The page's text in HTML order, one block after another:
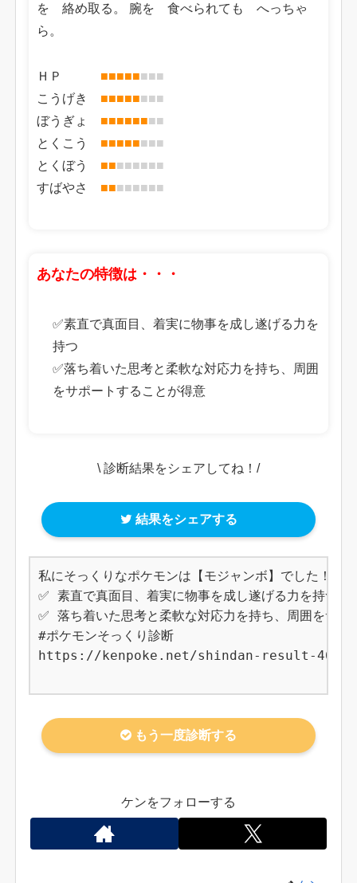
を 絡め取る。 腕を 食べられても へっちゃ
ら。
ＨＰ ■■■■■■■■
こうげき ■■■■■■■■
ぼうぎょ ■■■■■■■■
とくこう ■■■■■■■■
とくぼう ■■■■■■■■
すばやさ ■■■■■■■■
あなたの特徴は・・・
✅素直で真面目、着実に物事を成し遂げる力を
持つ
✅落ち着いた思考と柔軟な対応力を持ち、周囲
をサポートすることが得意
\ 診断結果をシェアしてね！/
結果をシェアする
私にそっくりなポケモンは【モジャンボ】でした！
✅ 素直で真面目、着実に物事を成し遂げる力を持つ
✅ 落ち着いた思考と柔軟な対応力を持ち、周囲をサポ
#ポケモンそっくり診断
https://kenpoke.net/shindan-result-465
もう一度診断する
ケンをフォローする